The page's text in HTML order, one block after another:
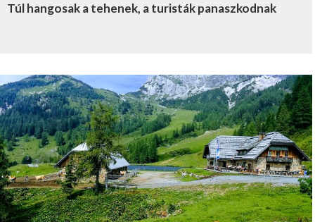
Túl hangosak a tehenek, a turisták panaszkodnak